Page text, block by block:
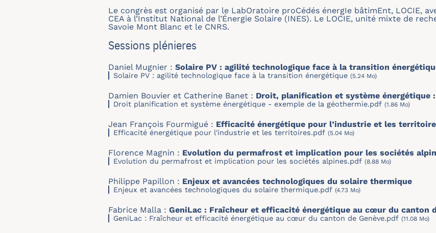
Le congrès est organisé par le LabOratoire proCédés énergIe bâtimEnt, LOCIE,
CEA à l’Institut National de l’Énergie Solaire (INES). Le LOCIE, unité mixte de
Savoie Mont Blanc et le CNRS.
Sessions plénieres
Daniel Mugnier : Solaire PV : agilité technologique face à la transition
Solaire PV : agilité technologique face à la transition énergétique (5.24 Mo)
Damien Bouvier et Catherine Banet : Droit, planification et système énergétique
Droit planification et système énergétique - exemple de la géothermie.pdf (1.86 Mo)
Jean François Fourmigué : Efficacité énergétique pour l’industrie et les
Efficacité énergétique pour l'industrie et les territoires.pdf (5.04 Mo)
Florence Magnin : Evolution du permafrost et implication pour les sociétés
Evolution du permafrost et implication pour les sociétés alpines.pdf (8.88 Mo)
Philippe Papillon : Enjeux et avancées technologiques du solaire thermique
Enjeux et avancées technologiques du solaire thermique.pdf (4.73 Mo)
Fabrice Malla : GeniLac : Fraîcheur et efficacité énergétique au cœur du canton
GeniLac : Fraîcheur et efficacité énergétique au cœur du canton de Genève.pdf (11.08 Mo)